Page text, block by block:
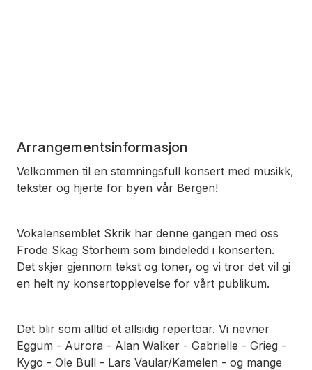
Arrangementsinformasjon
Velkommen til en stemningsfull konsert med musikk,
tekster og hjerte for byen vår Bergen!
Vokalensemblet Skrik har denne gangen med oss
Frode Skag Storheim som bindeledd i konserten.
Det skjer gjennom tekst og toner, og vi tror det vil gi
en helt ny konsertopplevelse for vårt publikum.
Det blir som alltid et allsidig repertoar. Vi nevner
Eggum - Aurora - Alan Walker - Gabrielle - Grieg -
Kygo - Ole Bull - Lars Vaular/Kamelen - og mange